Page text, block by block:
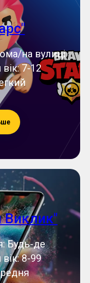
на вулиці
7-12
Виклик"
Будь-де
8-99